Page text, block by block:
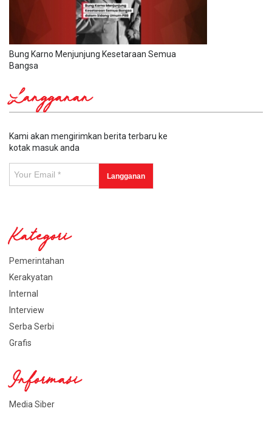
Bung Karno Menjunjung Kesetaraan Semua
Bangsa
Langganan
Kami akan mengirimkan berita terbaru ke
kotak masuk anda
Kategori
Pemerintahan
Kerakyatan
Internal
Interview
Serba Serbi
Grafis
Informasi
Media Siber